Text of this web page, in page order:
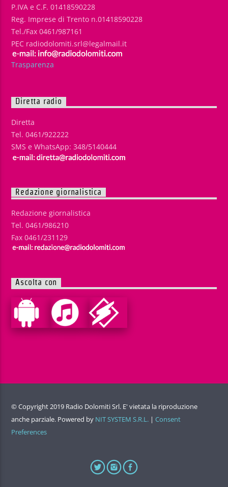
P.IVA e C.F. 01418590228
Reg. Imprese di Trento n.01418590228
Tel./Fax 0461/987161
PEC radiodolomiti.srl@legalmail.it
Trasparenza
Diretta radio
Diretta
Tel. 0461/922222
SMS e WhatsApp: 348/5140444
Redazione giornalistica
Redazione giornalistica
Tel. 0461/986210
Fax 0461/231129
Ascolta con
© Copyright 2019 Radio Dolomiti Srl. E' vietata la riproduzione
anche parziale. Powered by NIT SYSTEM S.R.L. | Consent
Preferences